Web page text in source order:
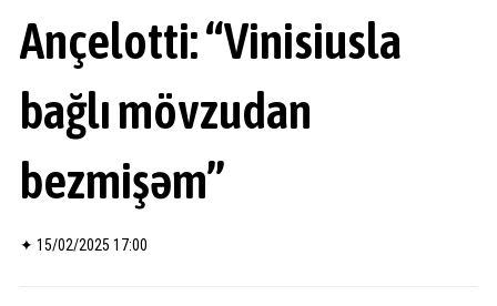
Ançelotti: “Vinisiusla
bağlı mövzudan
bezmişəm”
✦ 15/02/2025 17:00